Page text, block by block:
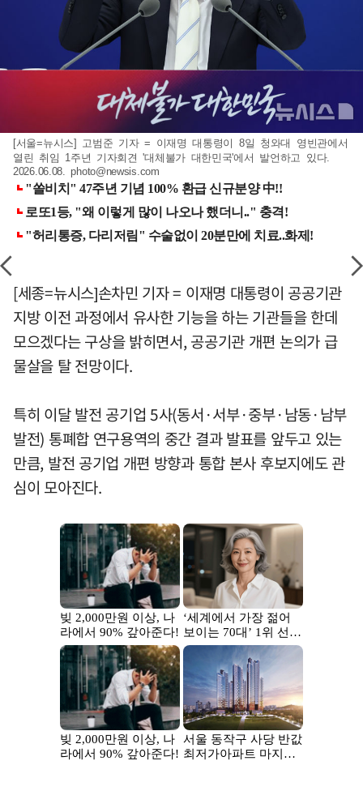
[서울=뉴시스] 고범준 기자 = 이재명 대통령이 8일 청와대 영빈관에서
열린 취임 1주년 기자회견 '대체불가 대한민국'에서 발언하고 있다.
2026.06.08.photo@newsis.com
[세종=뉴시스]손차민 기자 = 이재명 대통령이 공공기관
지방 이전 과정에서 유사한 기능을 하는 기관들을 한데
모으겠다는 구상을 밝히면서, 공공기관 개편 논의가 급
물살을 탈 전망이다.
특히 이달 발전 공기업 5사(동서·서부·중부·남동·남부
발전) 통폐합 연구용역의 중간 결과 발표를 앞두고 있는
만큼, 발전 공기업 개편 방향과 통합 본사 후보지에도 관
심이 모아진다.